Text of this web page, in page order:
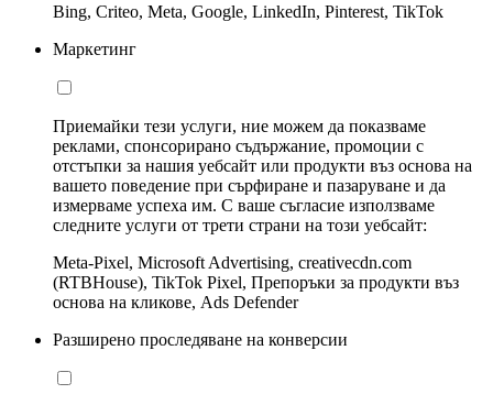
Bing, Criteo, Meta, Google, LinkedIn, Pinterest, TikTok
Маркетинг
Приемайки тези услуги, ние можем да показваме
реклами, спонсорирано съдържание, промоции с
отстъпки за нашия уебсайт или продукти въз основа на
вашето поведение при сърфиране и пазаруване и да
измерваме успеха им. С ваше съгласие използваме
следните услуги от трети страни на този уебсайт:
Meta-Pixel, Microsoft Advertising, creativecdn.com
(RTBHouse), TikTok Pixel, Препоръки за продукти въз
основа на кликове, Ads Defender
Разширено проследяване на конверсии